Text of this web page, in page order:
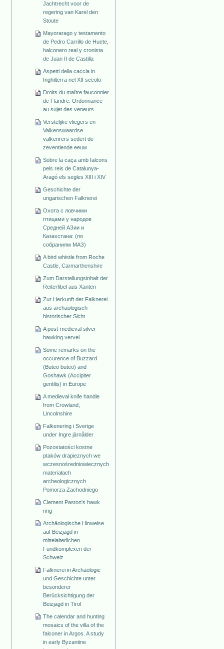
Jachtrecht voor de
regering van Karel den
Stoute
Mayorarago y testamento
de Pedro Carrillo de Huete,
halconero real y cronista
de Juan II de Castilla
Aspetti della caccia in
Inghilterra nel XII secolo
Droits du maître fauconnier
de Flandre. Ordonnance
au sujet des veneurs
Verstelijke vliegers en
Valkenswaardse
valkenrers sedert de
zeventiende eeuw
Sobre la caça amb falcons
pels reis de Catalunya-
Aragó els segles XIII i XIV
Geschichte der
ungarischen Falknerei
Охота с ловчими
птицами у народов
Средней АЗии и
Казахстана: (по
собраниям МАЗ)
A bird whistle from Roche
Castle, Carmarthenshire
Zum Darstellungsinhalt der
Reiterfibel aus Xanten
Zur Herkunft der Falknerei
aus archäologisch-
historischer Sicht
A post-medieval silver
hawking vervel
Some remarks on the
occurence of Buzzard
(Buteo buteo) and
Goshawk (Accipiter
gentilis) in Europe
A medieval knife handle
from Crowland,
Lincolnshire
Falkenering i Sverige
under Ingre järnålder
Pozostatości kostne
ptaków drapieznych we
wczesnośredniowiecznych
materiałach
archeologicznych
Pomorza Zachodniego
Clement Paston's hawk
ring
Archäologische Hinweise
auf Beizjagd in
mittelalterlichen
Fundkomplexen der
Schweiz
Falknerei in Archäologie
und Geschichte unter
besonderer
Berücksichtigung der
Beizjagd in Tirol
The calendar and hunting
mosaics of the villa of the
falconer in Argos. A study
in early Byzantine